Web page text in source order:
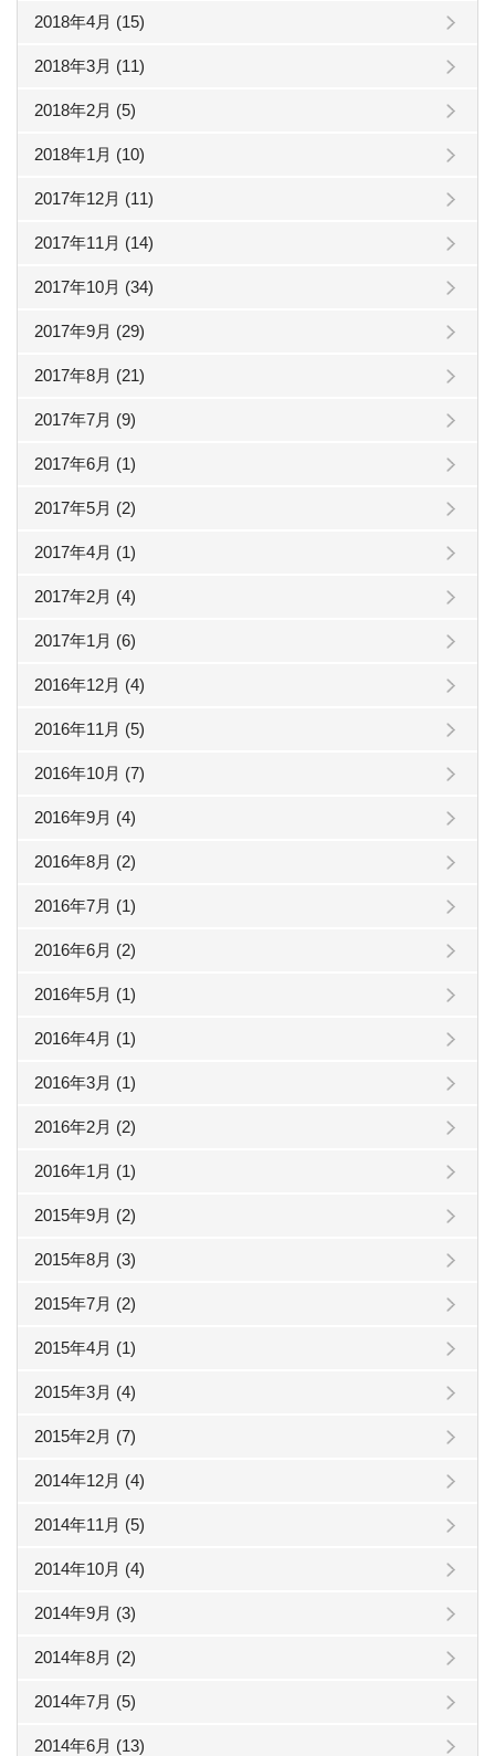
2018年4月 (15)
2018年3月 (11)
2018年2月 (5)
2018年1月 (10)
2017年12月 (11)
2017年11月 (14)
2017年10月 (34)
2017年9月 (29)
2017年8月 (21)
2017年7月 (9)
2017年6月 (1)
2017年5月 (2)
2017年4月 (1)
2017年2月 (4)
2017年1月 (6)
2016年12月 (4)
2016年11月 (5)
2016年10月 (7)
2016年9月 (4)
2016年8月 (2)
2016年7月 (1)
2016年6月 (2)
2016年5月 (1)
2016年4月 (1)
2016年3月 (1)
2016年2月 (2)
2016年1月 (1)
2015年9月 (2)
2015年8月 (3)
2015年7月 (2)
2015年4月 (1)
2015年3月 (4)
2015年2月 (7)
2014年12月 (4)
2014年11月 (5)
2014年10月 (4)
2014年9月 (3)
2014年8月 (2)
2014年7月 (5)
2014年6月 (13)